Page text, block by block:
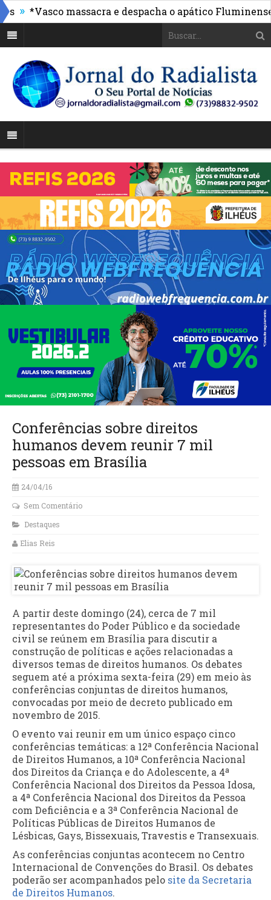
*Vasco massacra e despacha o apático Fluminense »
Conferências sobre direitos
humanos devem reunir 7 mil
pessoas em Brasília
24/04/16
Sem Comentário
Destaques
Elias Reis
A partir deste domingo (24), cerca de 7 mil
representantes do Poder Público e da sociedade
civil se reúnem em Brasília para discutir a
construção de políticas e ações relacionadas a
diversos temas de direitos humanos. Os debates
seguem até a próxima sexta-feira (29) em meio às
conferências conjuntas de direitos humanos,
convocadas por meio de decreto publicado em
novembro de 2015.
O evento vai reunir em um único espaço cinco
conferências temáticas: a 12ª Conferência Nacional
de Direitos Humanos, a 10ª Conferência Nacional
dos Direitos da Criança e do Adolescente, a 4ª
Conferência Nacional dos Direitos da Pessoa Idosa,
a 4ª Conferência Nacional dos Direitos da Pessoa
com Deficiência e a 3ª Conferência Nacional de
Políticas Públicas de Direitos Humanos de
Lésbicas, Gays, Bissexuais, Travestis e Transexuais.
As conferências conjuntas acontecem no Centro
Internacional de Convenções do Brasil. Os debates
poderão ser acompanhados pelo site da Secretaria
de Direitos Humanos.